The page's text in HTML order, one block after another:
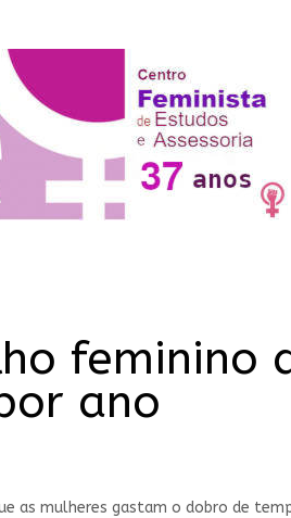
feminino
ano
as mulheres gastam o dobro de